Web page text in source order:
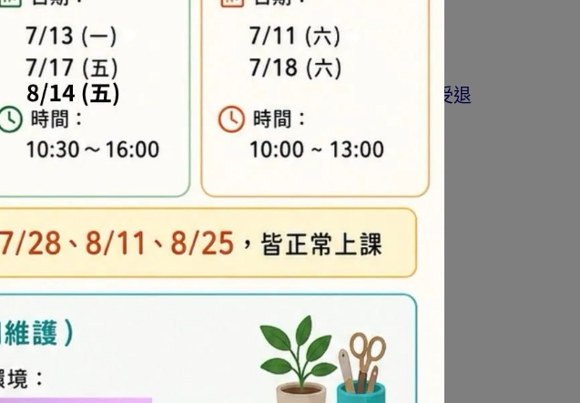
，將以實際出貨商品為準。
品(如膠類…等)，與著作權商品(如書籍…等)，恕不接受退